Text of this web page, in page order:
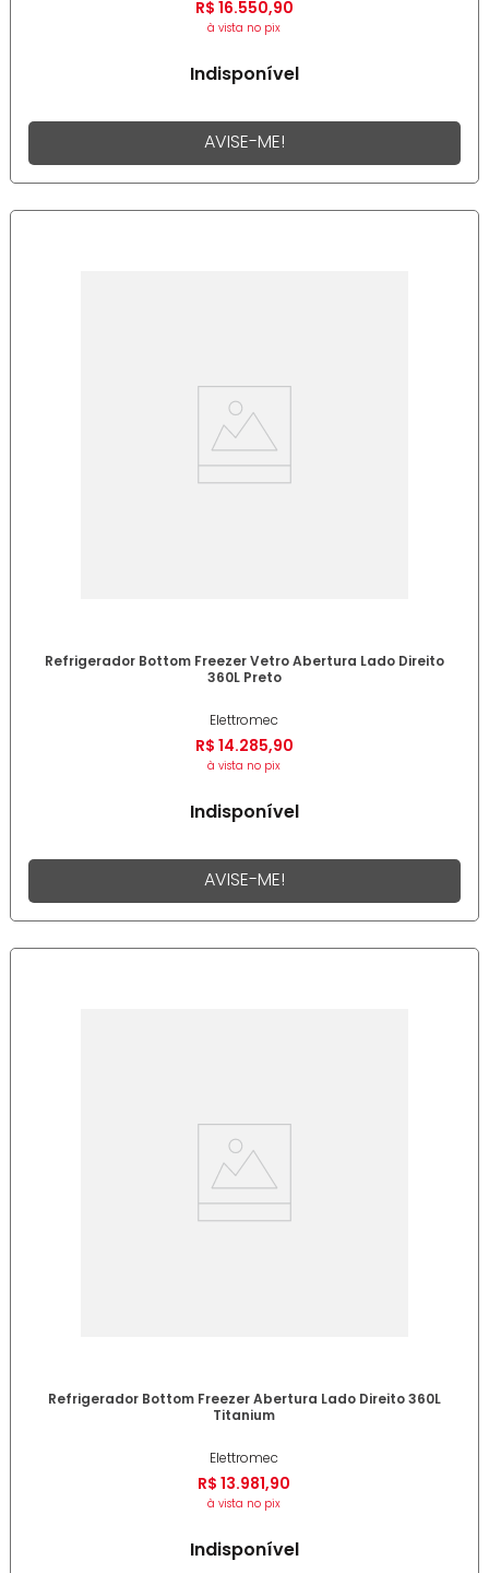
R$ 16.550,90
à vista no pix
Indisponível
AVISE-ME!
Refrigerador Bottom Freezer Vetro Abertura Lado Direito
360L Preto
Elettromec
R$ 14.285,90
à vista no pix
Indisponível
AVISE-ME!
Refrigerador Bottom Freezer Abertura Lado Direito 360L
Titanium
Elettromec
R$ 13.981,90
à vista no pix
Indisponível